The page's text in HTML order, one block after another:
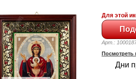
Для этой
Арт.:
Посмотреть
Дни